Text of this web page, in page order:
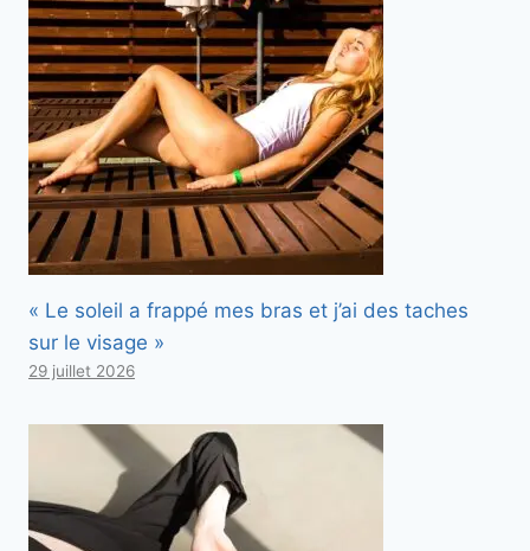
« Le soleil a frappé mes bras et j’ai des taches
sur le visage »
29 juillet 2026